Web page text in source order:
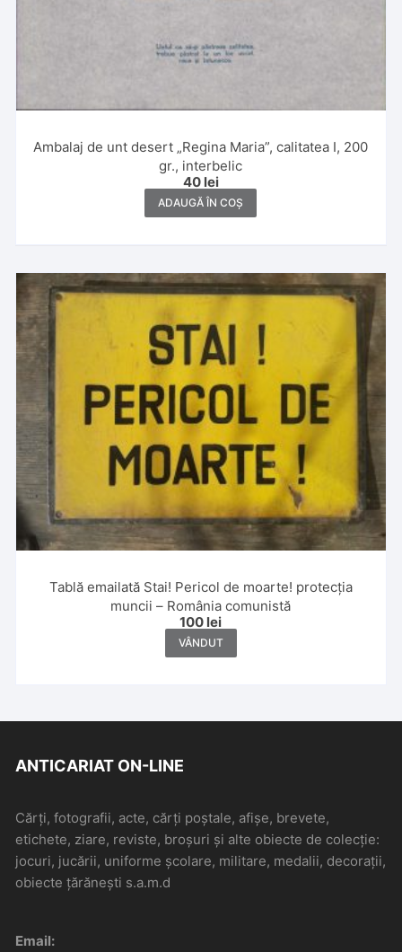
Ambalaj de unt desert „Regina Maria”, calitatea I, 200
gr., interbelic
40 lei
ADAUGĂ ÎN COȘ
Tablă emailată Stai! Pericol de moarte! protecția
muncii – România comunistă
100 lei
VÂNDUT
ANTICARIAT ON-LINE
Cărți, fotografii, acte, cărți poștale, afișe, brevete,
etichete, ziare, reviste, broșuri și alte obiecte de colecție:
jocuri, jucării, uniforme școlare, militare, medalii, decorații,
obiecte țărănești s.a.m.d
Email: